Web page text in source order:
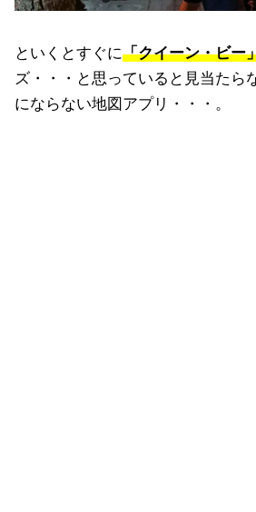
といくとすぐに「クイーン・ビー
ズ・・・と思っていると見当たら
にならない地図アプリ・・・。